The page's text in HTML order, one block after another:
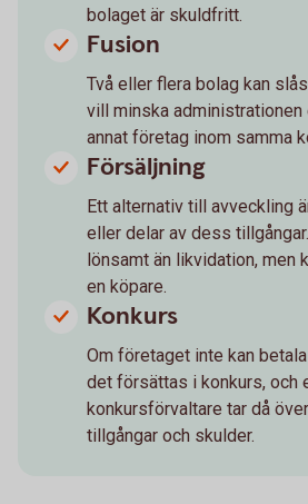
bolaget är skuldfritt.
Fusion
Två eller flera bolag kan
vill minska
annat företag inom samma
Försäljning
Ett alternativ till avveckling
eller delar av dess
lönsamt än likvidation, men
en köpare.
Konkurs
Om företaget inte kan
det försättas i konkurs, och
konkursförvaltare tar då
tillgångar och skulder.